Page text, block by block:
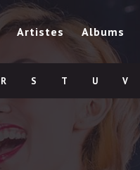
Artistes Albums
R S T U V